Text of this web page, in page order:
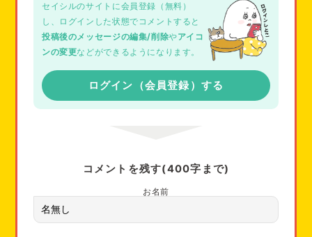
セイシルのサイトに会員登録（無料）
し、ログインした状態でコメントすると
投稿後のメッセージの編集/削除やアイコ
ンの変更などができるようになります。
ログイン（会員登録）する
コメントを残す(400字まで)
お名前